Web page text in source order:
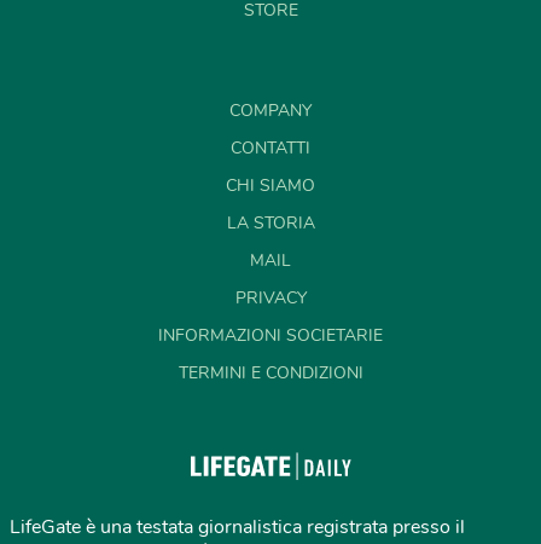
STORE
COMPANY
CONTATTI
CHI SIAMO
LA STORIA
MAIL
PRIVACY
INFORMAZIONI SOCIETARIE
TERMINI E CONDIZIONI
LifeGate è una testata giornalistica registrata presso il